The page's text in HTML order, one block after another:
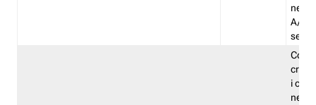
nel
A/B.
i
nel